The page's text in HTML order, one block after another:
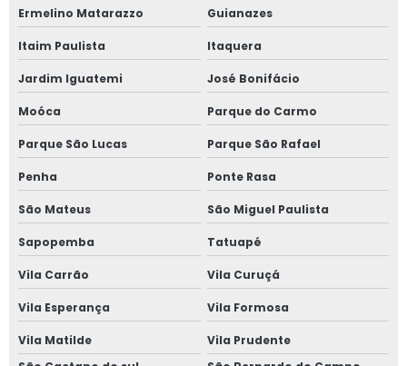
Ermelino Matarazzo Guianazes
Itaim Paulista Itaquera
Jardim Iguatemi José Bonifácio
Moóca Parque do Carmo
Parque São Lucas Parque São Rafael
Penha Ponte Rasa
São Mateus São Miguel Paulista
Sapopemba Tatuapé
Vila Carrão Vila Curuçá
Vila Esperança Vila Formosa
Vila Matilde
Vila Prudente